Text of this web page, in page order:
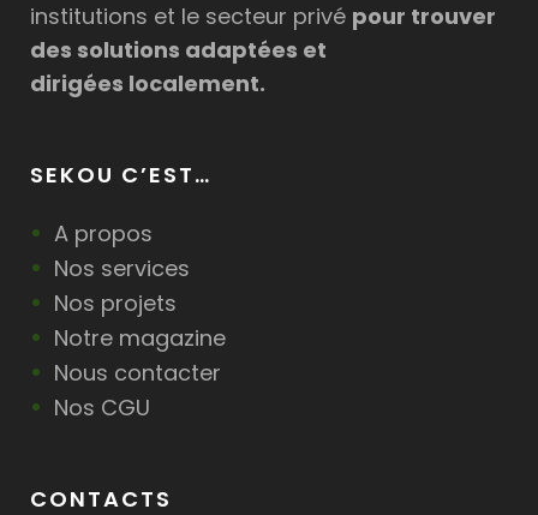
institutions et le secteur privé pour trouver
des solutions adaptées et
dirigées localement.
SEKOU C’EST…
A propos
Nos services
Nos projets
Notre magazine
Nous contacter
Nos CGU
CONTACTS